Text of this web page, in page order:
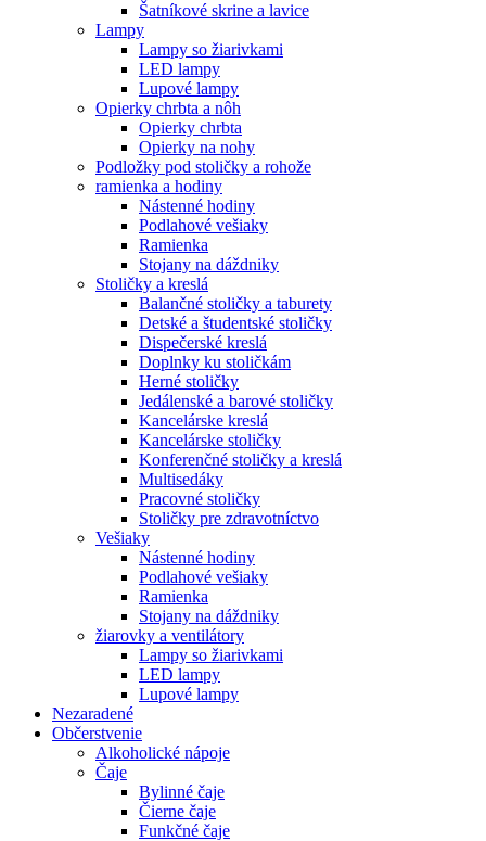
Šatníkové skrine a lavice
Lampy
Lampy so žiarivkami
LED lampy
Lupové lampy
Opierky chrbta a nôh
Opierky chrbta
Opierky na nohy
Podložky pod stoličky a rohože
ramienka a hodiny
Nástenné hodiny
Podlahové vešiaky
Ramienka
Stojany na dáždniky
Stoličky a kreslá
Balančné stoličky a taburety
Detské a študentské stoličky
Dispečerské kreslá
Doplnky ku stoličkám
Herné stoličky
Jedálenské a barové stoličky
Kancelárske kreslá
Kancelárske stoličky
Konferenčné stoličky a kreslá
Multisedáky
Pracovné stoličky
Stoličky pre zdravotníctvo
Vešiaky
Nástenné hodiny
Podlahové vešiaky
Ramienka
Stojany na dáždniky
žiarovky a ventilátory
Lampy so žiarivkami
LED lampy
Lupové lampy
Nezaradené
Občerstvenie
Alkoholické nápoje
Čaje
Bylinné čaje
Čierne čaje
Funkčné čaje